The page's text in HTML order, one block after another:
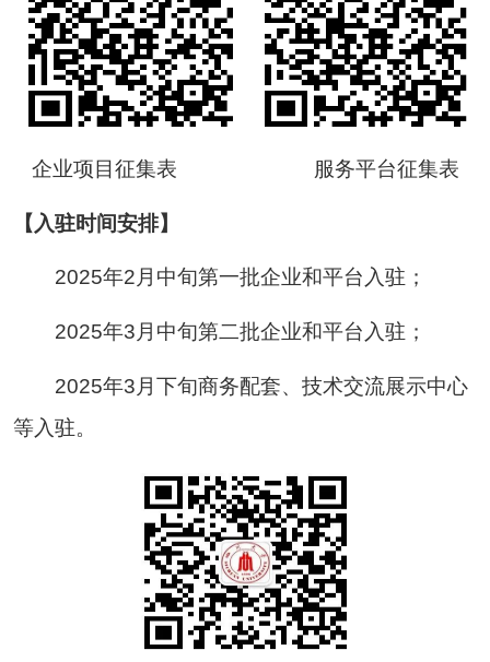
企业项目征集表 服务平台征集表
【入驻时间安排】
2025年2月中旬第一批企业和平台入驻；
2025年3月中旬第二批企业和平台入驻；
2025年3月下旬商务配套、技术交流展示中心
等入驻。